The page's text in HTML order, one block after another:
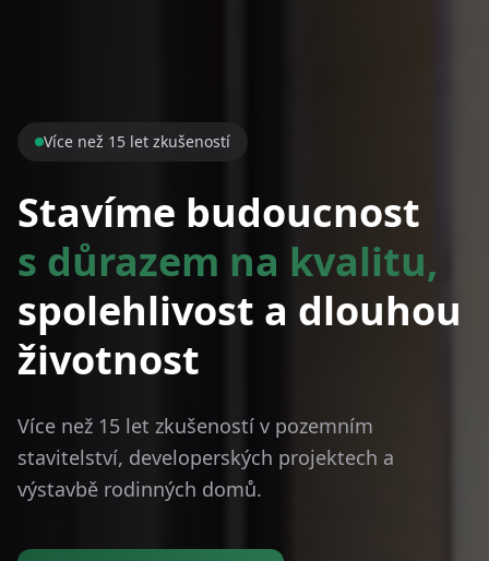
Více než 15 let zkušeností
Stavíme budoucnost
s důrazem na kvalitu,
spolehlivost a dlouhou
životnost
Více než 15 let zkušeností v pozemním
stavitelství, developerských projektech a
výstavbě rodinných domů.